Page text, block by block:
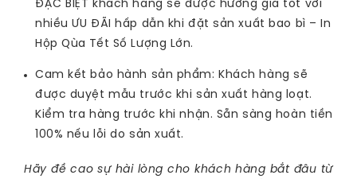
ĐẶC BIỆT khách hàng sẽ được hưởng giá tốt với
nhiều ƯU ĐÃI hấp dẫn khi đặt sản xuất bao bì – In
Hộp Qùa Tết Số Lượng Lớn.
Cam kết bảo hành sản phẩm: Khách hàng sẽ
được duyệt mẫu trước khi sản xuất hàng loạt.
Kiểm tra hàng trước khi nhận. Sẵn sàng hoàn tiền
100% nếu lỗi do sản xuất.
Hãy đề cao sự hài lòng cho khách hàng bắt đâu từ